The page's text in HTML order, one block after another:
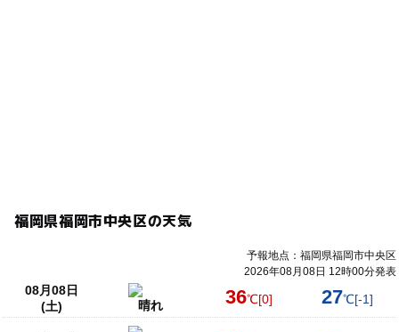
福岡県福岡市中央区の天気
予報地点：福岡県福岡市中央区
2026年08月08日 12時00分発表
08月08日
(土)
晴れ 36℃[0] 27℃[-1]